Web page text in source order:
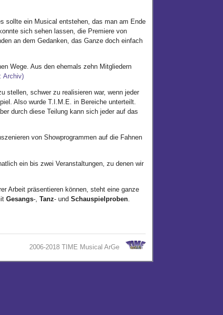
sollte ein Musical entstehen, das man am Ende
sich sehen lassen, die Premiere von
an dem Gedanken, das Ganze doch einfach
Wege. Aus den ehemals zehn Mitgliedern
Archiv)
stellen, schwer zu realisieren war, wenn jeder
Also wurde T.I.M.E. in Bereiche unterteilt.
durch diese Teilung kann sich jeder auf das
von Showprogrammen auf die Fahnen
ein bis zwei Veranstaltungen, zu denen wir
Arbeit präsentieren können, steht eine ganze
Gesangs-, Tanz- und Schauspielproben.
2006-2018 TIME Musical ArGe